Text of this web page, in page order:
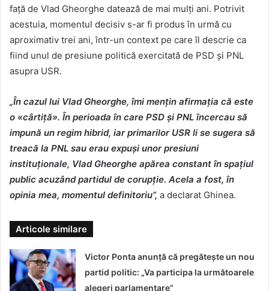
față de Vlad Gheorghe datează de mai mulți ani. Potrivit
acestuia, momentul decisiv s-ar fi produs în urmă cu
aproximativ trei ani, într-un context pe care îl descrie ca
fiind unul de presiune politică exercitată de PSD și PNL
asupra USR.
„În cazul lui Vlad Gheorghe, îmi mențin afirmația că este
o «cârtiță». În perioada în care PSD și PNL încercau să
impună un regim hibrid, iar primarilor USR li se sugera să
treacă la PNL sau erau expuși unor presiuni
instituționale, Vlad Gheorghe apărea constant în spațiul
public acuzând partidul de corupție. Acela a fost, în
opinia mea, momentul definitoriu”, a declarat Ghinea.
Articole similare
Victor Ponta anunță că pregătește un nou
partid politic: „Va participa la următoarele
alegeri parlamentare”